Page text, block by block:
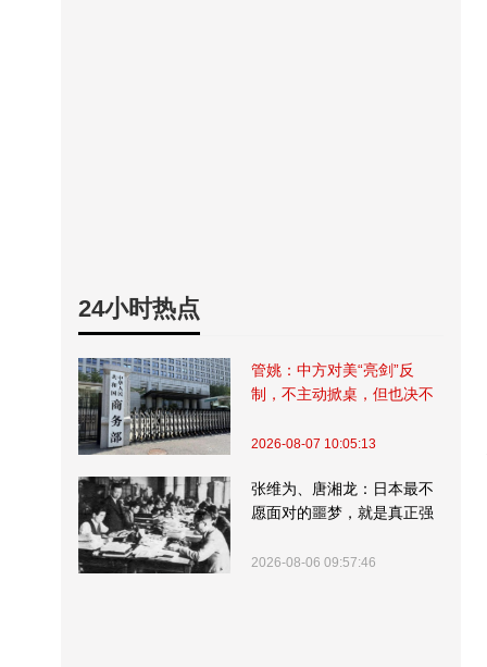
24小时热点
管姚：中方对美“亮剑”反
制，不主动掀桌，但也决不
2026-08-07 10:05:13
张维为、唐湘龙：日本最不
愿面对的噩梦，就是真正强
2026-08-06 09:57:46